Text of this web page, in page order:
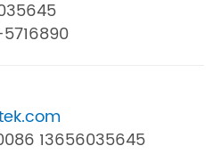
13656035645